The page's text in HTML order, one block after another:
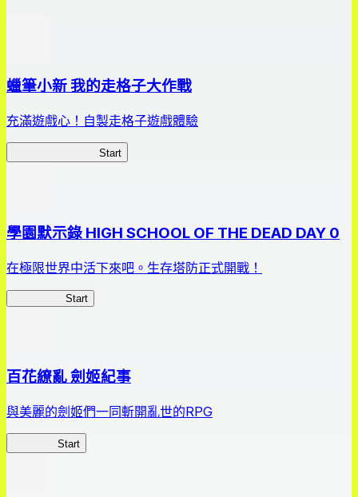
蠟筆小新 我的走格子大作戰
充滿遊戲心！自製走格子遊戲體驗
Start
學園默示錄 HIGH SCHOOL OF THE DEAD DAY 0
在極限世界中活下來吧。生存塔防正式開戰！
Start
百花繚亂 劍姬紀事
與美麗的劍姬們一同斬開亂世的RPG
Start